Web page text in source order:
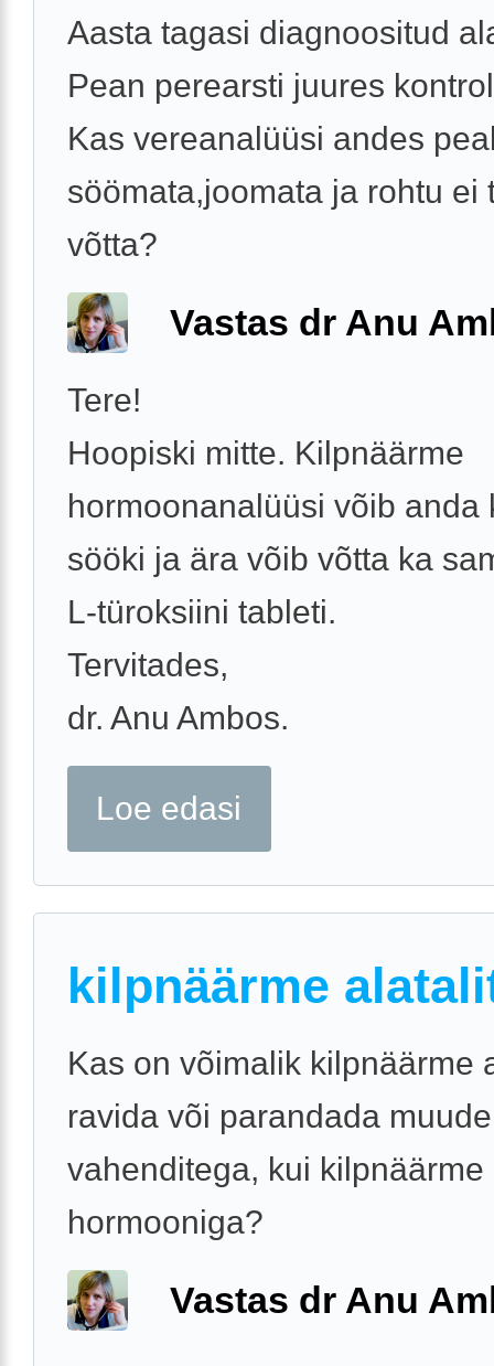
Aasta tagasi diagnoositud
Pean perearsti juures
Kas vereanalüüsi andes
söömata,joomata ja rohtu ei
võtta?
Vastas dr Anu
Tere!
Hoopiski mitte. Kilpnäärme
hormoonanalüüsi võib anda
sööki ja ära võib võtta ka
L-türoksiini tableti.
Tervitades,
dr. Anu Ambos.
Loe edasi
kilpnäärme
Kas on võimalik kilpnäärme
ravida või parandada muude
vahenditega, kui kilpnäärme
hormooniga?
Vastas dr Anu